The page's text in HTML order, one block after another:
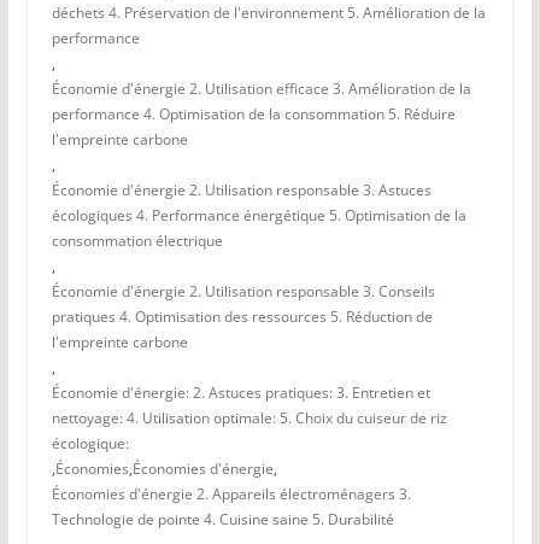
déchets 4. Préservation de l'environnement 5. Amélioration de la
performance
,
Économie d'énergie 2. Utilisation efficace 3. Amélioration de la
performance 4. Optimisation de la consommation 5. Réduire
l'empreinte carbone
,
Économie d'énergie 2. Utilisation responsable 3. Astuces
écologiques 4. Performance énergétique 5. Optimisation de la
consommation électrique
,
Économie d'énergie 2. Utilisation responsable 3. Conseils
pratiques 4. Optimisation des ressources 5. Réduction de
l'empreinte carbone
,
Économie d'énergie: 2. Astuces pratiques: 3. Entretien et
nettoyage: 4. Utilisation optimale: 5. Choix du cuiseur de riz
écologique:
,Économies,Économies d'énergie,
Économies d'énergie 2. Appareils électroménagers 3.
Technologie de pointe 4. Cuisine saine 5. Durabilité